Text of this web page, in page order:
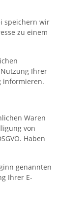
speichern wir
zu einem
Ihrer
informieren.
Waren
von
Haben
genannten
Ihrer E-